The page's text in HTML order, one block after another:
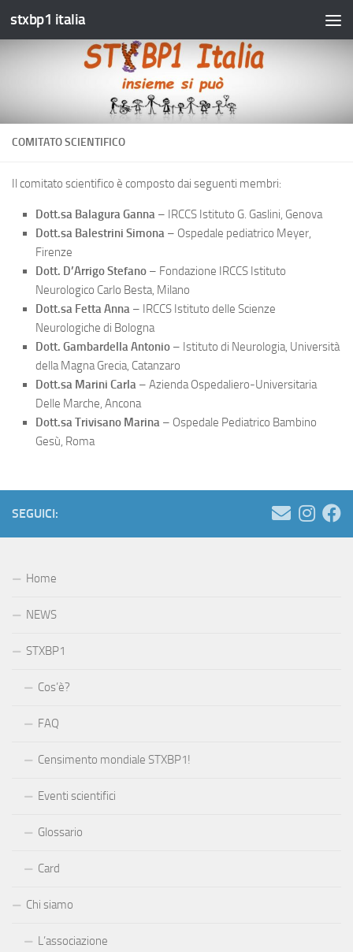
Salta al contenuto
stxbp1 italia
COMITATO SCIENTIFICO
Il comitato scientifico è composto dai seguenti membri:
Dott.sa Balagura Ganna – IRCCS Istituto G. Gaslini, Genova
Dott.sa Balestrini Simona – Ospedale pediatrico Meyer,
Firenze
Dott. D’Arrigo Stefano – Fondazione IRCCS Istituto
Neurologico Carlo Besta, Milano
Dott.sa Fetta Anna – IRCCS Istituto delle Scienze
Neurologiche di Bologna
Dott. Gambardella Antonio – Istituto di Neurologia, Università
della Magna Grecia, Catanzaro
Dott.sa Marini Carla – Azienda Ospedaliero-Universitaria
Delle Marche, Ancona
Dott.sa Trivisano Marina – Ospedale Pediatrico Bambino
Gesù, Roma
SEGUICI:
Home
NEWS
STXBP1
Cos’è?
FAQ
Censimento mondiale STXBP1!
Eventi scientifici
Glossario
Card
Chi siamo
L’associazione